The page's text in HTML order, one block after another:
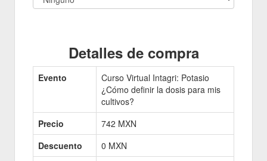
Detalles de compra
Evento
Curso Virtual Intagri: Potasio
¿Cómo definir la dosis para mis
cultivos?
Precio
742 MXN
Descuento
0 MXN